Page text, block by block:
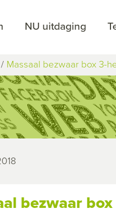
NU uitdaging
Massaal bezwaar box 3-
bezwaar